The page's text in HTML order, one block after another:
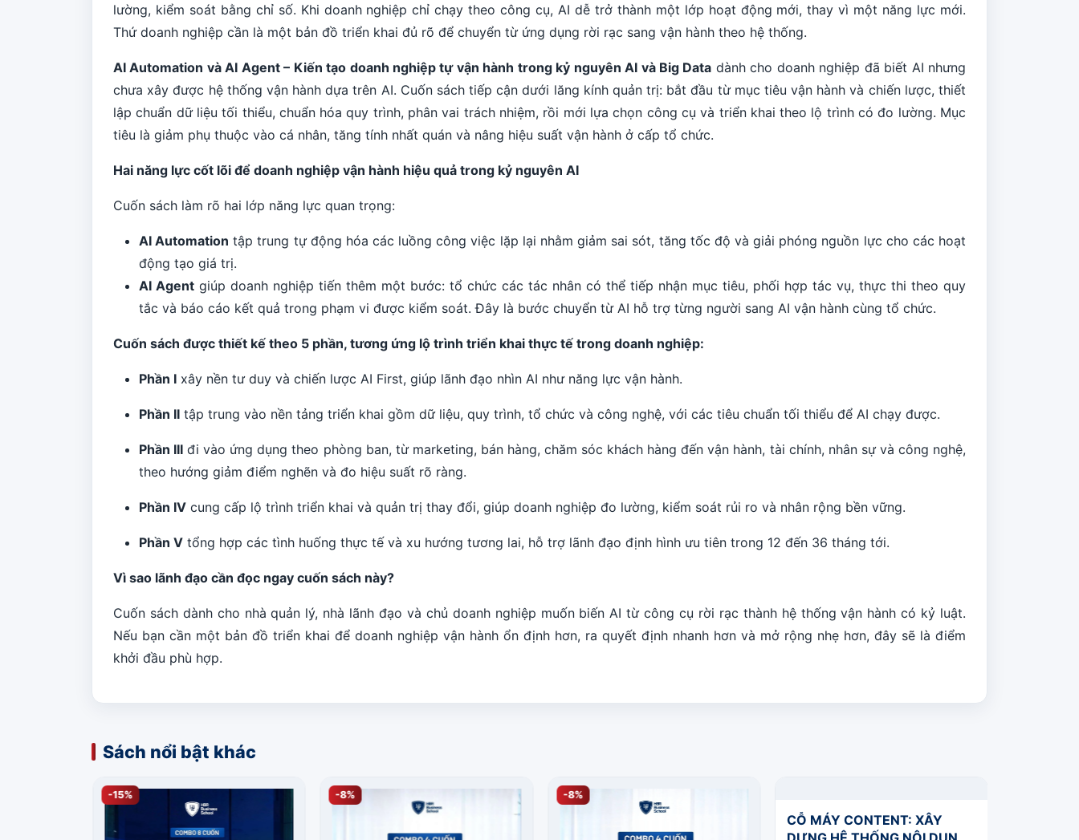
lường, kiểm soát bằng chỉ số. Khi doanh nghiệp chỉ chạy theo công cụ, AI dễ trở thành một lớp hoạt động mới, thay vì một năng lực mới.
Thứ doanh nghiệp cần là một bản đồ triển khai đủ rõ để chuyển từ ứng dụng rời rạc sang vận hành theo hệ thống.
AI Automation và AI Agent – Kiến tạo doanh nghiệp tự vận hành trong kỷ nguyên AI và Big Data dành cho doanh nghiệp đã biết AI nhưng
chưa xây được hệ thống vận hành dựa trên AI. Cuốn sách tiếp cận dưới lăng kính quản trị: bắt đầu từ mục tiêu vận hành và chiến lược, thiết
lập chuẩn dữ liệu tối thiểu, chuẩn hóa quy trình, phân vai trách nhiệm, rồi mới lựa chọn công cụ và triển khai theo lộ trình có đo lường. Mục
tiêu là giảm phụ thuộc vào cá nhân, tăng tính nhất quán và nâng hiệu suất vận hành ở cấp tổ chức.
Hai năng lực cốt lõi để doanh nghiệp vận hành hiệu quả trong kỷ nguyên AI
Cuốn sách làm rõ hai lớp năng lực quan trọng:
AI Automation tập trung tự động hóa các luồng công việc lặp lại nhằm giảm sai sót, tăng tốc độ và giải phóng nguồn lực cho các hoạt
động tạo giá trị.
AI Agent giúp doanh nghiệp tiến thêm một bước: tổ chức các tác nhân có thể tiếp nhận mục tiêu, phối hợp tác vụ, thực thi theo quy
tắc và báo cáo kết quả trong phạm vi được kiểm soát. Đây là bước chuyển từ AI hỗ trợ từng người sang AI vận hành cùng tổ chức.
Cuốn sách được thiết kế theo 5 phần, tương ứng lộ trình triển khai thực tế trong doanh nghiệp:
Phần I xây nền tư duy và chiến lược AI First, giúp lãnh đạo nhìn AI như năng lực vận hành.
Phần II tập trung vào nền tảng triển khai gồm dữ liệu, quy trình, tổ chức và công nghệ, với các tiêu chuẩn tối thiểu để AI chạy được.
Phần III đi vào ứng dụng theo phòng ban, từ marketing, bán hàng, chăm sóc khách hàng đến vận hành, tài chính, nhân sự và công nghệ,
theo hướng giảm điểm nghẽn và đo hiệu suất rõ ràng.
Phần IV cung cấp lộ trình triển khai và quản trị thay đổi, giúp doanh nghiệp đo lường, kiểm soát rủi ro và nhân rộng bền vững.
Phần V tổng hợp các tình huống thực tế và xu hướng tương lai, hỗ trợ lãnh đạo định hình ưu tiên trong 12 đến 36 tháng tới.
Vì sao lãnh đạo cần đọc ngay cuốn sách này?
Cuốn sách dành cho nhà quản lý, nhà lãnh đạo và chủ doanh nghiệp muốn biến AI từ công cụ rời rạc thành hệ thống vận hành có kỷ luật.
Nếu bạn cần một bản đồ triển khai để doanh nghiệp vận hành ổn định hơn, ra quyết định nhanh hơn và mở rộng nhẹ hơn, đây sẽ là điểm
khởi đầu phù hợp.
Sách nổi bật khác
-15% -8% -8%